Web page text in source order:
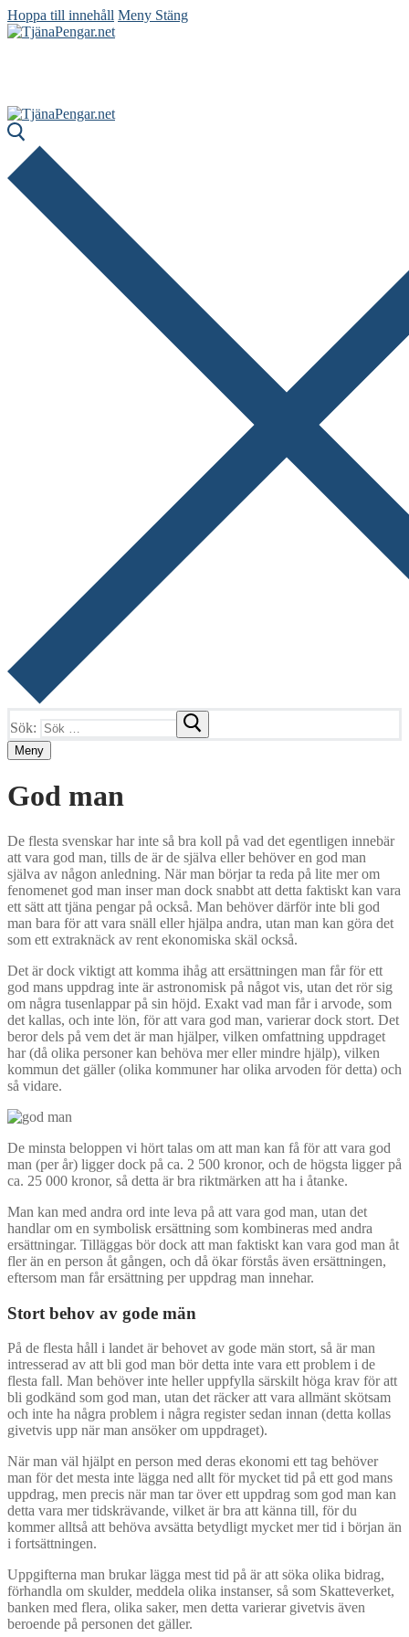
Hoppa till innehåll Meny Stäng
Sök:
Meny
God man
De flesta svenskar har inte så bra koll på vad det egentligen innebär
att vara god man, tills de är de själva eller behöver en god man
själva av någon anledning. När man börjar ta reda på lite mer om
fenomenet god man inser man dock snabbt att detta faktiskt kan vara
ett sätt att tjäna pengar på också. Man behöver därför inte bli god
man bara för att vara snäll eller hjälpa andra, utan man kan göra det
som ett extraknäck av rent ekonomiska skäl också.
Det är dock viktigt att komma ihåg att ersättningen man får för ett
god mans uppdrag inte är astronomisk på något vis, utan det rör sig
om några tusenlappar på sin höjd. Exakt vad man får i arvode, som
det kallas, och inte lön, för att vara god man, varierar dock stort. Det
beror dels på vem det är man hjälper, vilken omfattning uppdraget
har (då olika personer kan behöva mer eller mindre hjälp), vilken
kommun det gäller (olika kommuner har olika arvoden för detta) och
så vidare.
De minsta beloppen vi hört talas om att man kan få för att vara god
man (per år) ligger dock på ca. 2 500 kronor, och de högsta ligger på
ca. 25 000 kronor, så detta är bra riktmärken att ha i åtanke.
Man kan med andra ord inte leva på att vara god man, utan det
handlar om en symbolisk ersättning som kombineras med andra
ersättningar. Tilläggas bör dock att man faktiskt kan vara god man åt
fler än en person åt gången, och då ökar förstås även ersättningen,
eftersom man får ersättning per uppdrag man innehar.
Stort behov av gode män
På de flesta håll i landet är behovet av gode män stort, så är man
intresserad av att bli god man bör detta inte vara ett problem i de
flesta fall. Man behöver inte heller uppfylla särskilt höga krav för att
bli godkänd som god man, utan det räcker att vara allmänt skötsam
och inte ha några problem i några register sedan innan (detta kollas
givetvis upp när man ansöker om uppdraget).
När man väl hjälpt en person med deras ekonomi ett tag behöver
man för det mesta inte lägga ned allt för mycket tid på ett god mans
uppdrag, men precis när man tar över ett uppdrag som god man kan
detta vara mer tidskrävande, vilket är bra att känna till, för du
kommer alltså att behöva avsätta betydligt mycket mer tid i början än
i fortsättningen.
Uppgifterna man brukar lägga mest tid på är att söka olika bidrag,
förhandla om skulder, meddela olika instanser, så som Skatteverket,
banken med flera, olika saker, men detta varierar givetvis även
beroende på personen det gäller.